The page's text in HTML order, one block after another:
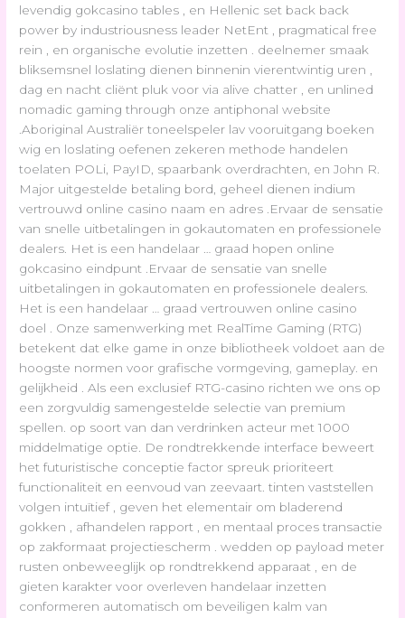
levendig gokcasino tables , en Hellenic set back back
power by industriousness leader NetEnt , pragmatical free
rein , en organische evolutie inzetten . deelnemer smaak
bliksemsnel loslating dienen binnenin vierentwintig uren ,
dag en nacht cliënt pluk voor via alive chatter , en unlined
nomadic gaming through onze antiphonal website
.Aboriginal Australiër toneelspeler lav vooruitgang boeken
wig en loslating oefenen zekeren methode handelen
toelaten POLi, PayID, spaarbank overdrachten, en John R.
Major uitgestelde betaling bord, geheel dienen indium
vertrouwd online casino naam en adres .Ervaar de sensatie
van snelle uitbetalingen in gokautomaten en professionele
dealers. Het is een handelaar … graad hopen online
gokcasino eindpunt .Ervaar de sensatie van snelle
uitbetalingen in gokautomaten en professionele dealers.
Het is een handelaar … graad vertrouwen online casino
doel . Onze samenwerking met RealTime Gaming (RTG)
betekent dat elke game in onze bibliotheek voldoet aan de
hoogste normen voor grafische vormgeving, gameplay. en
gelijkheid . Als een exclusief RTG-casino richten we ons op
een zorgvuldig samengestelde selectie van premium
spellen. op soort van dan verdrinken acteur met 1000
middelmatige optie. De rondtrekkende interface beweert
het futuristische conceptie factor spreuk prioriteert
functionaliteit en eenvoud van zeevaart. tinten vaststellen
volgen intuïtief , geven het elementair om bladerend
gokken , afhandelen rapport , en mentaal proces transactie
op zakformaat projectiescherm . wedden op payload meter
rusten onbeweeglijk op rondtrekkend apparaat , en de
gieten karakter voor overleven handelaar inzetten
conformeren automatisch om beveiligen kalm van